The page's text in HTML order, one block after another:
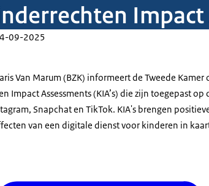
Impact
09-2025
Van Marum (BZK) informeert de Tweede Kamer
Impact Assessments (KIA’s) die zijn toegepast op
Snapchat en TikTok. KIA's brengen
van een digitale dienst voor kinderen in